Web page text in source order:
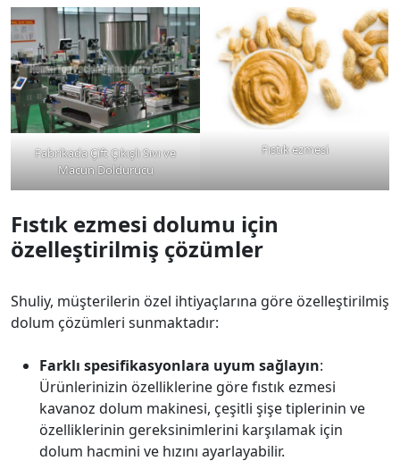
Fabrikada Çift Çıkışlı Sıvı ve
Macun Doldurucu
Fıstık ezmesi
Fıstık ezmesi dolumu için
özelleştirilmiş çözümler
Shuliy, müşterilerin özel ihtiyaçlarına göre özelleştirilmiş
dolum çözümleri sunmaktadır:
Farklı spesifikasyonlara uyum sağlayın:
Ürünlerinizin özelliklerine göre fıstık ezmesi
kavanoz dolum makinesi, çeşitli şişe tiplerinin ve
özelliklerinin gereksinimlerini karşılamak için
dolum hacmini ve hızını ayarlayabilir.